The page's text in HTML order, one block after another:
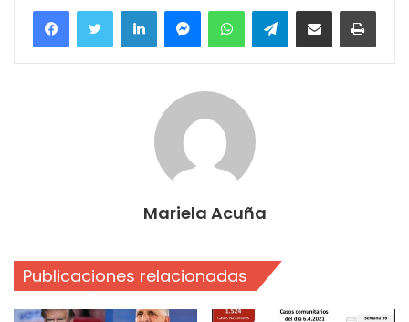
FacebookTwitter LinkedInMessengerWhatsAppTelegramCompartir por correo electrónico
Mariela Acuña
Publicaciones relacionadas